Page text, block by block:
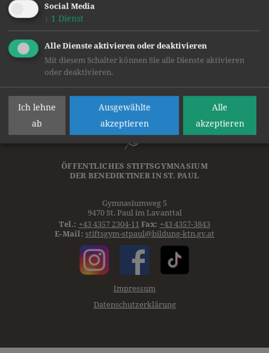
ÖFFENTLICHES STIFTSGYMNASIUM
DER BENEDIKTINERIN ST. PAUL
Gymnasiumweg 5
9470 St. Paul im Lavanttal
Tel.: +43 4357 2304-11 Fax: +43 4357-3843
E-Mail: stiftsgym-stpaul@bildung-ktn.gv.at
Impressum
Datenschutzerklärung
Social Media
↓ 1 Dienst
Alle Dienste aktivieren oder deaktivieren
Mit diesem Schalter können Sie alle Dienste aktivieren
oder deaktivieren.
Ich lehne
ab
Ausgewählte
akzeptieren
Alle
akzeptieren